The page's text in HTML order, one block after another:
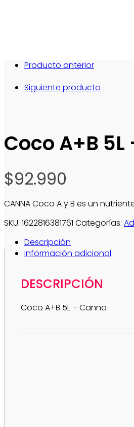
Producto anterior
Siguiente producto
Coco A+B
$92.990
CANNA Coco A y B es un
SKU: 1622816381761 Categorías:
Descripción
Información adicional
DESCRIPCIÓN
Coco A+B 5L – Canna